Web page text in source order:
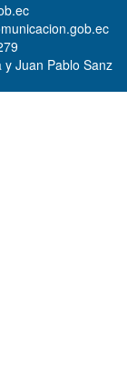
Juan Pablo Sanz